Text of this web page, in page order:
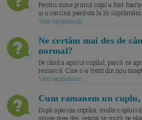
Pentru mine primul copil a fost
și o sarcină pierduta la 16
Vezi raspunsuri
Ne certăm mai des de
normal?
De când a apărut copilul, parcă ne
remarcă. Cine s-a trezit din nou
Vezi raspunsuri
Cum ramanem un
După apariția copiilor, multe cupluri
spune prea des: relația se mută pe